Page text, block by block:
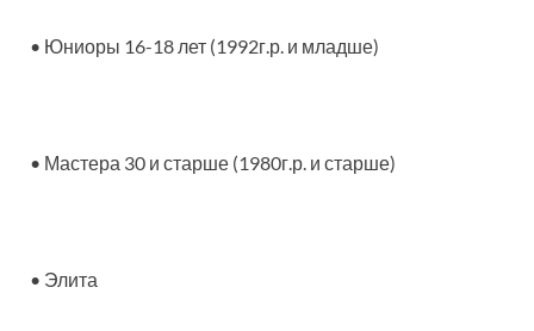
• Юниоры 16-18 лет (1992г.р. и младше)
• Мастера 30 и старше (1980г.р. и старше)
• Элита